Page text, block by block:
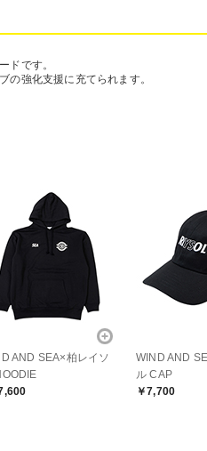
ドです。
の強化支援に充てられます。
AND SEA×柏レイソ
WIND AND
ル CAP
￥7,700